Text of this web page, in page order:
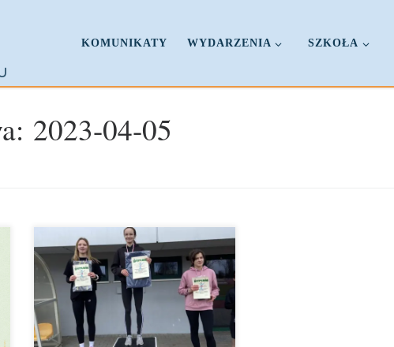
KOMUNIKATY
WYDARZENIA SZKOŁA
2023-04-05
Podwójne srebro
W dniu
04.04.2023r. Aleksandra Łozowicz
IIIaLp i Fabian Lewiński IIIaLp
zajęli II miejsca w Wiosennych
Indywidualnych Biegach
Przełajowych Szkół